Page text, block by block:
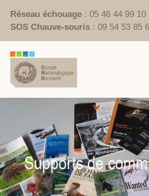
contenu
Réseau échouage : 05 46 44 99 10
SOS Chauve-souris : 09 54 53 85
Supports de